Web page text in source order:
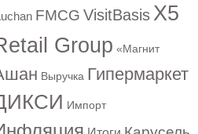
FMCG VisitBasis X5
Group «Магнит
Выручка Гипермаркет
Импорт